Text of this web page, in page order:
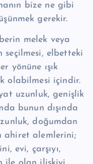
bize ne gibi
gerekir.
melek veya
seçilmesi, elbetteki
yönüne ışık
olabilmesi içindir.
uzunluk, genişlik
bunun dışında
doğumdan
ahiret alemlerini;
evi, çarşıyı,